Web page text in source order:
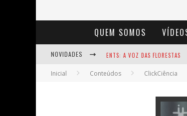
QUEM SOMOS
NOVIDADES ENTS: A VOZ DAS FLORESTAS
NOTÁVEIS: BERTHA LUTZ
BAÚ DE HISTÓRIAS - A
Inicial Conteúdos ClickCiência